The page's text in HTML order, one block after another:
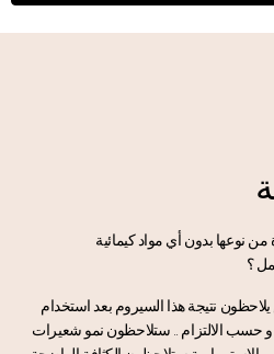
نوعها بدون أي مواد كيمائية
؟
نتيجة هذا السيروم بعد استخدام
الالتزام .. ستلاحظون نمو شعيرات